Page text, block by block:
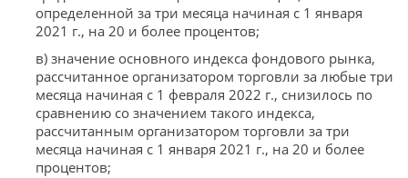
определенной за три месяца начиная с 1 января
2021 г., на 20 и более процентов;
в) значение основного индекса фондового рынка,
рассчитанное организатором торговли за любые три
месяца начиная с 1 февраля 2022 г., снизилось по
сравнению со значением такого индекса,
рассчитанным организатором торговли за три
месяца начиная с 1 января 2021 г., на 20 и более
процентов;